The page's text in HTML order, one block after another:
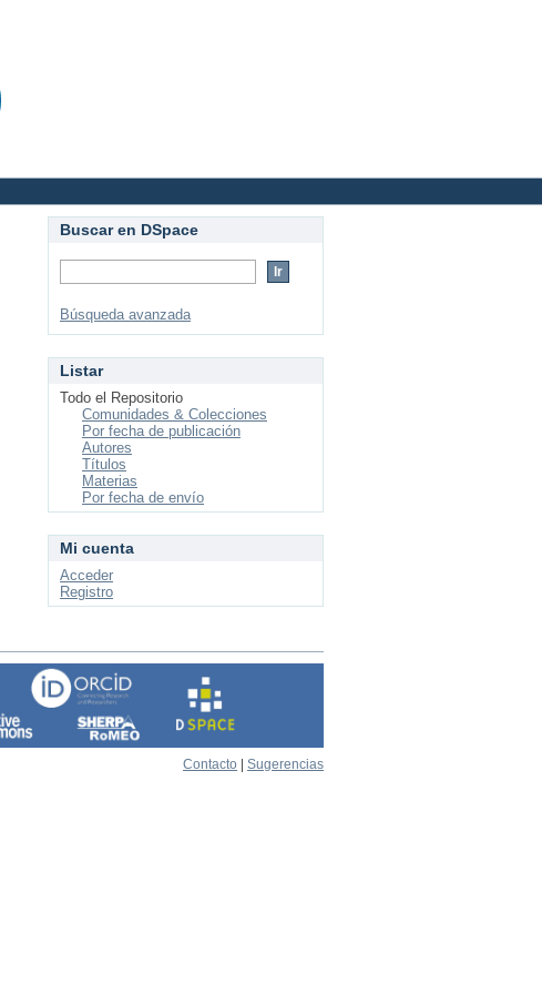
Buscar en DSpace
Búsqueda avanzada
Listar
Todo el Repositorio
Comunidades & Colecciones
Por fecha de publicación
Autores
Títulos
Materias
Por fecha de envío
Mi cuenta
Acceder
Registro
Contacto Sugerencias